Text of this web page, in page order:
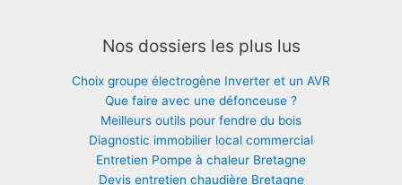
Nos dossiers les plus lus
Choix groupe électrogène Inverter et un AVR
Que faire avec une défonceuse ?
Meilleurs outils pour fendre du bois
Diagnostic immobilier local commercial
Entretien Pompe à chaleur Bretagne
Devis entretien chaudière Bretagne